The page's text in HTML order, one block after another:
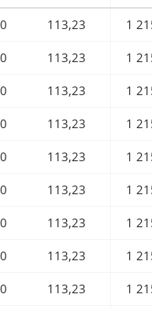
113,23 1
113,23 1
113,23 1
113,23 1
113,23 1
113,23 1
113,23 1
113,23 1
113,23 1